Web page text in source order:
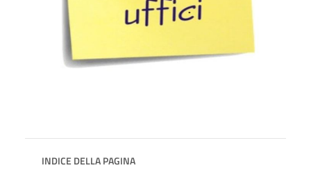
INDICE DELLA PAGINA